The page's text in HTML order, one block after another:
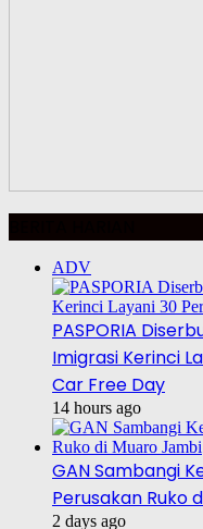
ADV
PASPORIA
Imigrasi Kerinci
Car Free Day
14 hours ago
GAN Sambangi
Perusakan Ruko
2 days ago